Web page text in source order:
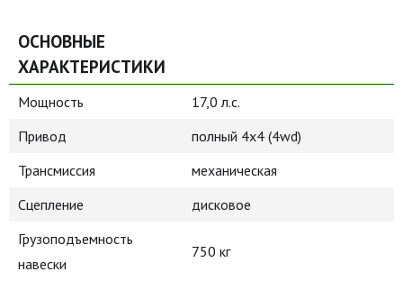
ОСНОВНЫЕ
ХАРАКТЕРИСТИКИ
Мощность
17,0 л.с.
Привод
полный 4х4 (4wd)
Трансмиссия
механическая
Сцепление
дисковое
Грузоподъемность
навески
750 кг